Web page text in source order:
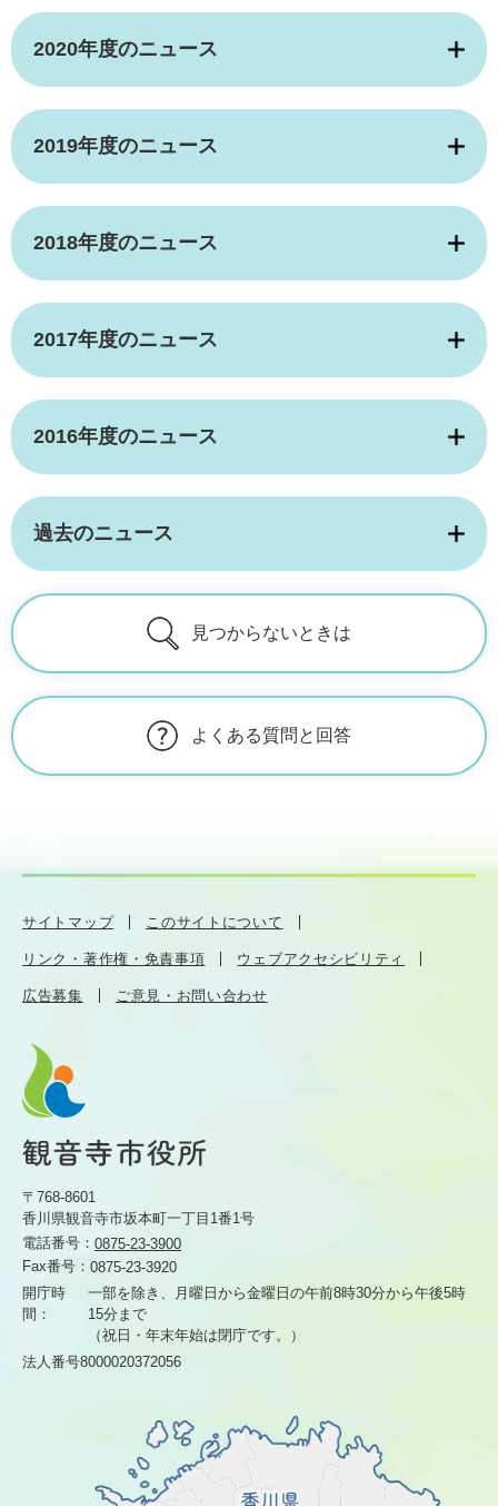
2020年度のニュース
2019年度のニュース
2018年度のニュース
2017年度のニュース
2016年度のニュース
過去のニュース
見つからないときは
よくある質問と回答
サイトマップ このサイトについて
リンク・著作権・免責事項 ウェブアクセシビリティ
広告募集 ご意見・お問い合わせ
〒768-8601
香川県観音寺市坂本町一丁目1番1号
電話番号： 0875-23-3900
Fax番号： 0875-23-3920
開庁時
間：
一部を除き、月曜日から金曜日の午前8時30分から午後5時
15分まで
（祝日・年末年始は閉庁です。）
法人番号8000020372056